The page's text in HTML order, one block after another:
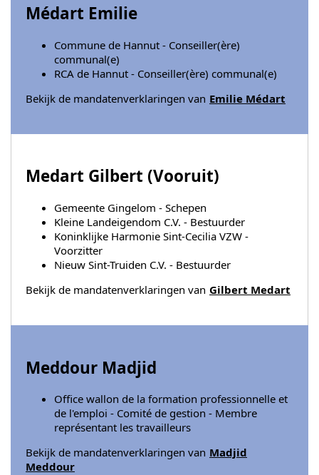
Médart Emilie
Commune de Hannut - Conseiller(ère)
communal(e)
RCA de Hannut - Conseiller(ère) communal(e)
Bekijk de mandatenverklaringen van Emilie Médart
Medart Gilbert (Vooruit)
Gemeente Gingelom - Schepen
Kleine Landeigendom C.V. - Bestuurder
Koninklijke Harmonie Sint-Cecilia VZW -
Voorzitter
Nieuw Sint-Truiden C.V. - Bestuurder
Bekijk de mandatenverklaringen van Gilbert Medart
Meddour Madjid
Office wallon de la formation professionnelle et
de l'emploi - Comité de gestion - Membre
représentant les travailleurs
Bekijk de mandatenverklaringen van Madjid
Meddour